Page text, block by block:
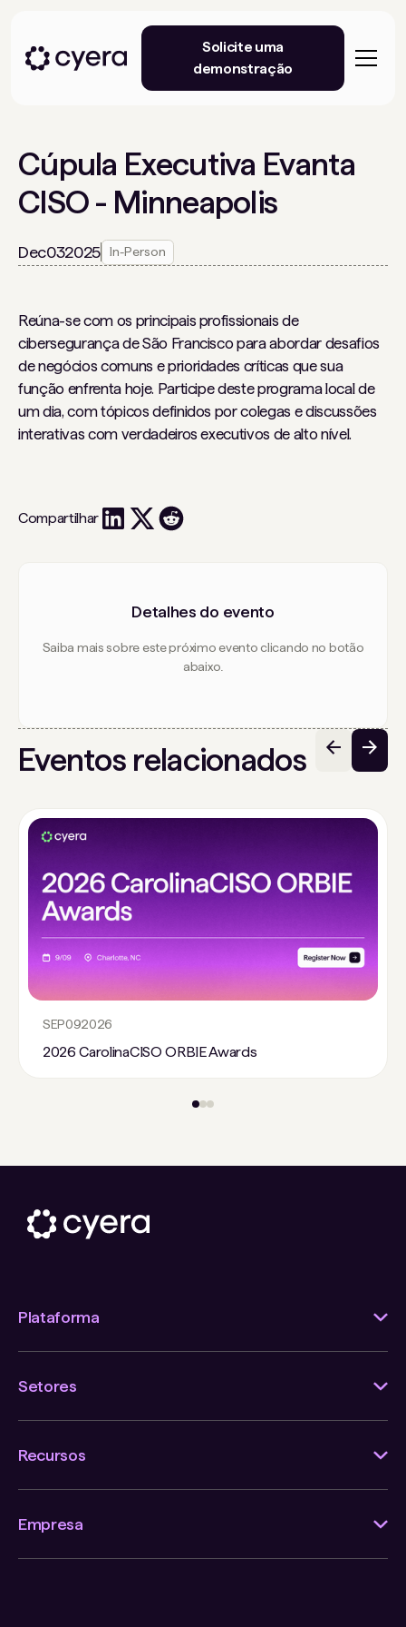
Solicite uma
demonstração
Cúpula Executiva Evanta
CISO - Minneapolis
Dec032025 In-Person
Reúna-se com os principais profissionais de
cibersegurança de São Francisco para abordar desafios
de negócios comuns e prioridades críticas que sua
função enfrenta hoje. Participe deste programa local de
um dia, com tópicos definidos por colegas e discussões
interativas com verdadeiros executivos de alto nível.
Compartilhar
Detalhes do evento
Saiba mais sobre este próximo evento clicando no botão
abaixo.
Eventos relacionados
SEP092026
2026 CarolinaCISO ORBIE Awards
Plataforma
Setores
Recursos
Empresa